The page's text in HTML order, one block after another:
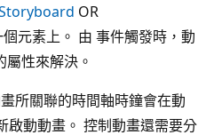
OR
元素上。 由 事件觸發時，動
性來解決。
所關聯的時間軸時鐘會在動
啟動動畫。 控制動畫還需要分